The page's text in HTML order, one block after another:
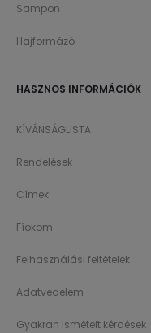
Sampon
Hajformázó
HASZNOS INFORMÁCIÓK
KÍVÁNSÁGLISTA
Rendelések
Címek
Fíokom
Felhasználási feltételek
Adatvedelem
Gyakran ismételt kérdések